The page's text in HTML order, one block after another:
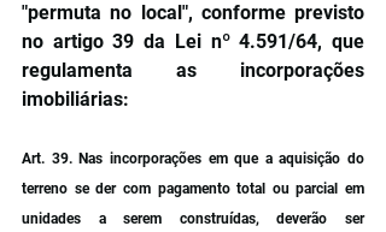
"permuta no local", conforme previsto
no artigo 39 da Lei nº 4.591/64, que
regulamenta as incorporações
imobiliárias:
Art. 39. Nas incorporações em que a aquisição do
terreno se der com pagamento total ou parcial em
unidades a serem construídas, deverão ser